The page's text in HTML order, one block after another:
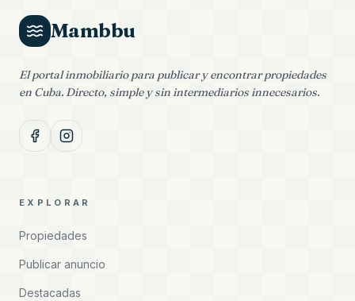
Mambbu
El portal inmobiliario para publicar y encontrar propiedades
en Cuba. Directo, simple y sin intermediarios innecesarios.
EXPLORAR
Propiedades
Publicar anuncio
Destacadas